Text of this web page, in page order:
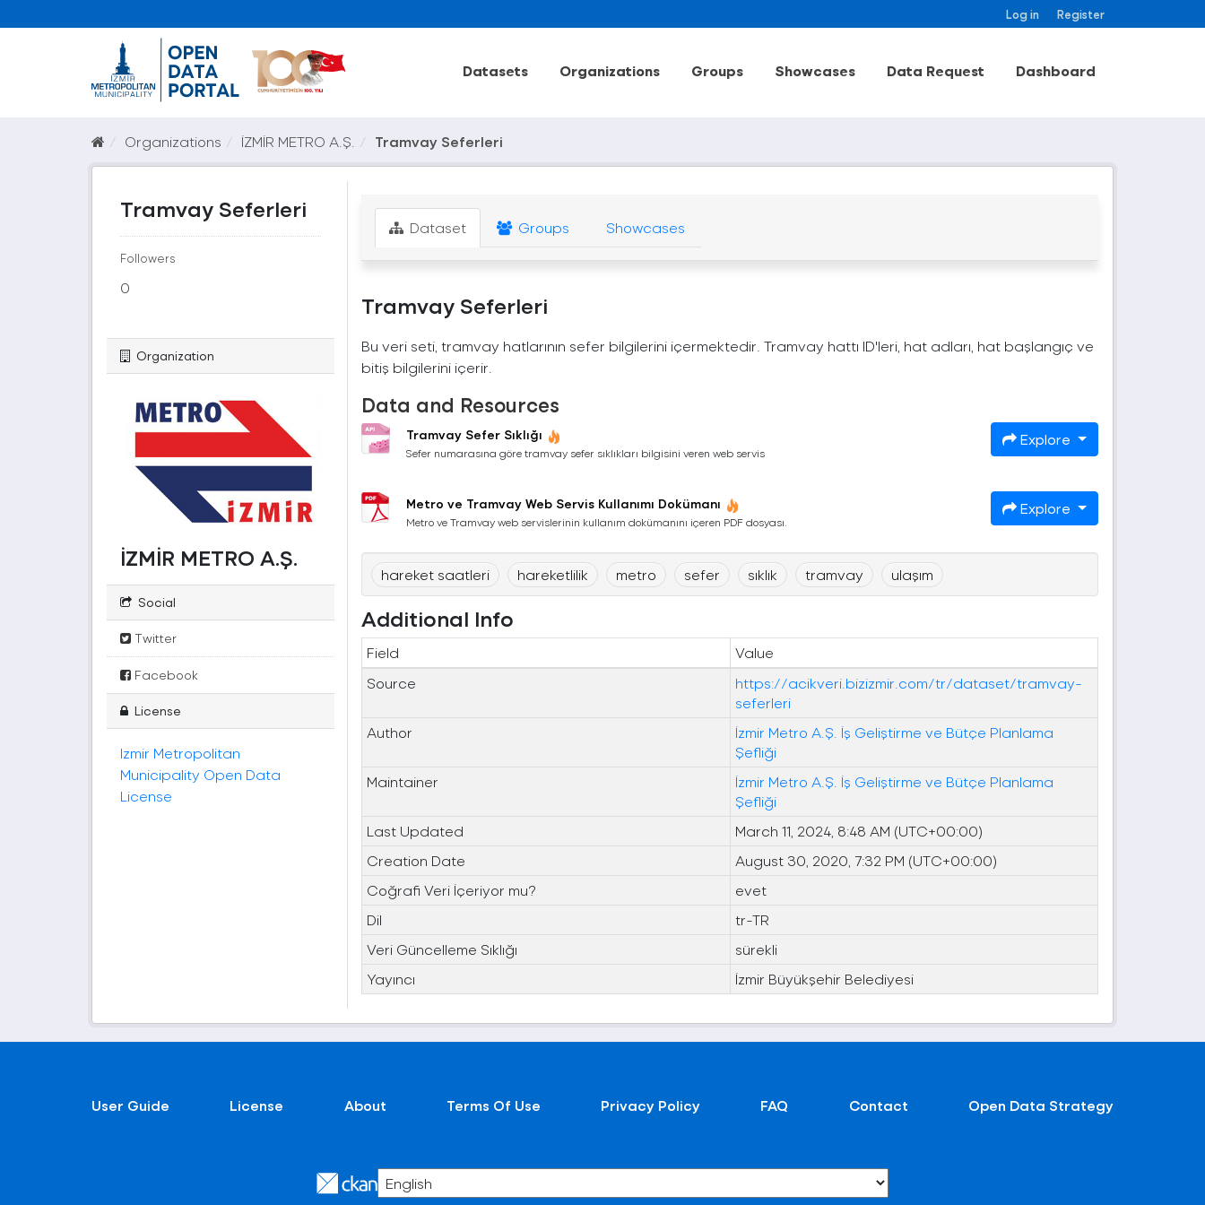
Log in Register
Datasets Organizations Groups Showcases Data Request Dashboard
Organizations İZMİR METRO A.Ş. Tramvay Seferleri
Tramvay Seferleri
Followers
0
Organization
İZMİR METRO A.Ş.
Social
Twitter
Facebook
License
Izmir Metropolitan
Municipality Open Data
License
Dataset Groups Showcases
Tramvay Seferleri
Bu veri seti, tramvay hatlarının sefer bilgilerini içermektedir. Tramvay hattı ID'leri, hat adları, hat başlangıç ve
bitiş bilgilerini içerir.
Data and Resources
Tramvay Sefer Sıklığı
Sefer numarasına göre tramvay sefer sıklıkları bilgisini veren web servis
Explore
Metro ve Tramvay Web Servis Kullanımı Dokümanı
Metro ve Tramvay web servislerinin kullanım dokümanını içeren PDF dosyası.
Explore
hareket saatleri hareketlilik metro sefer sıklık tramvay ulaşım
Additional Info
Field
Value
Source
https://acikveri.bizizmir.com/tr/dataset/tramvay-
seferleri
Author
İzmir Metro A.Ş. İş Geliştirme ve Bütçe Planlama
Şefliği
Maintainer
İzmir Metro A.Ş. İş Geliştirme ve Bütçe Planlama
Şefliği
Last Updated
March 11, 2024, 8:48 AM (UTC+00:00)
Creation Date
August 30, 2020, 7:32 PM (UTC+00:00)
Coğrafi Veri İçeriyor mu?
evet
Dil
tr-TR
Veri Güncelleme Sıklığı
sürekli
Yayıncı
İzmir Büyükşehir Belediyesi
User Guide License About Terms Of Use Privacy Policy FAQ Contact Open Data Strategy